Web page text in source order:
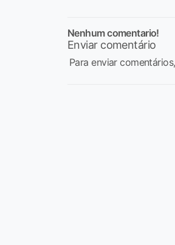
Nenhum comentario!
Enviar comentário
Para enviar